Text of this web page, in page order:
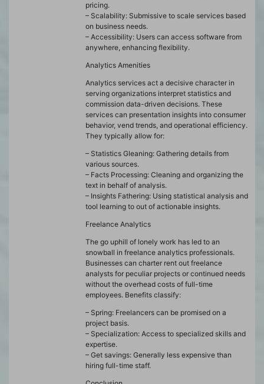
pricing.
– Scalability: Submissive to scale services based
on business needs.
– Accessibility: Users can access software from
anywhere, enhancing flexibility.
Analytics Amenities
Analytics services act a decisive character in
serving organizations interpret statistics and
commission data-driven decisions. These
services can presentation insights into consumer
behavior, vend trends, and operational efficiency.
They typically allow for:
– Statistics Gleaning: Gathering details from
various sources.
– Facts Processing: Cleaning and organizing the
text in behalf of analysis.
– Insights Fathering: Using statistical analysis and
tool learning to out of actionable insights.
Freelance Analytics
The go uphill of lonely work has led to an
snowball in freelance analytics professionals.
Businesses can charter rent out freelance
analysts for peculiar projects or continued needs
without the overhead costs of full-time
employees. Benefits classify:
– Spring: Freelancers can be promised on a
project basis.
– Specialization: Access to specialized skills and
expertise.
– Get savings: Generally less expensive than
hiring full-time staff.